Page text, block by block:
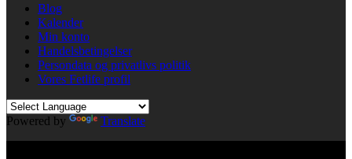
Blog
Kalender
Min konto
Handelsbetingelser
Persondata og privatlivs politik
Vores Fetlife profil
Powered by
Translate